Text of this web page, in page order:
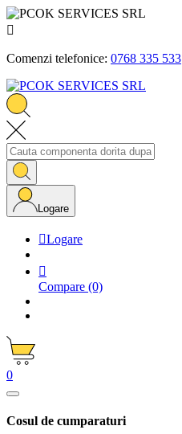

Comenzi telefonice: 0768 335 533
Logare
Logare

Compare (0)
0
Cosul de cumparaturi